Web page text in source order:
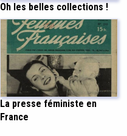
Oh les belles collections !
La presse féministe en
France